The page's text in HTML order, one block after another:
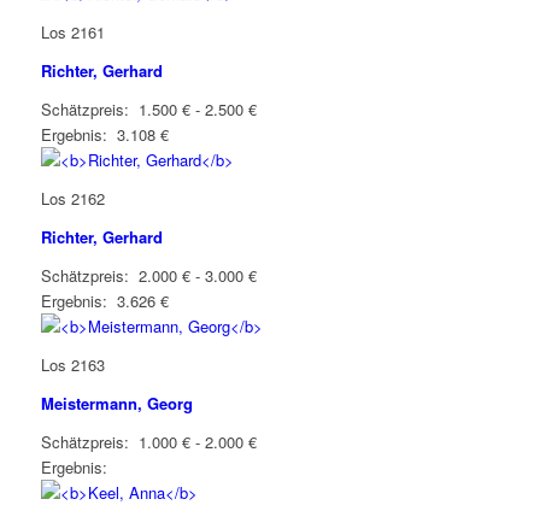
Los 2161
Richter, Gerhard
Schätzpreis: 1.500 € - 2.500 €
Ergebnis: 3.108 €
Los 2162
Richter, Gerhard
Schätzpreis: 2.000 € - 3.000 €
Ergebnis: 3.626 €
Los 2163
Meistermann, Georg
Schätzpreis: 1.000 € - 2.000 €
Ergebnis: